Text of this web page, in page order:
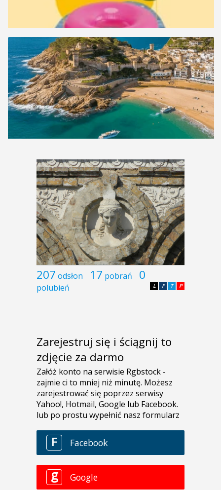
207 odsłon 17 pobrań 0
polubień P
T
F
L
Zarejestruj się i ściągnij to
zdjęcie za darmo